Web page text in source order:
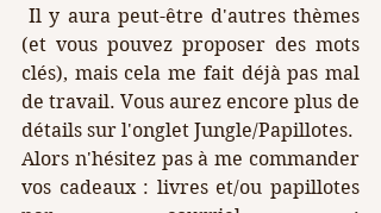
Il y aura peut-être d'autres thèmes
(et vous pouvez proposer des mots
clés), mais cela me fait déjà pas mal
de travail. Vous aurez encore plus de
détails sur l'onglet Jungle/Papillotes.
Alors n'hésitez pas à me commander
vos cadeaux : livres et/ou papillotes